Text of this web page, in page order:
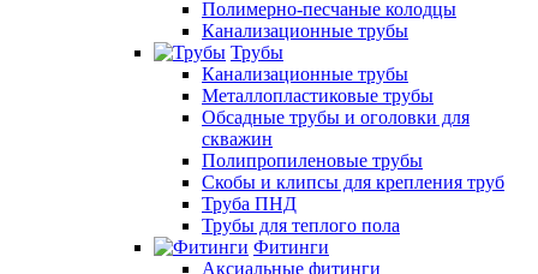
Полимерно-песчаные колодцы
Канализационные трубы
Трубы
Канализационные трубы
Металлопластиковые трубы
Обсадные трубы и оголовки для
скважин
Полипропиленовые трубы
Скобы и клипсы для крепления труб
Труба ПНД
Трубы для теплого пола
Фитинги
Аксиальные фитинги